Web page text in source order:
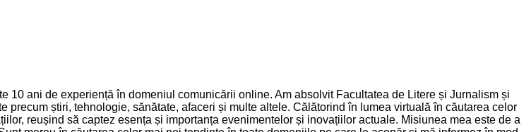
10 ani de experiență în domeniul comunicării online. Am absolvit Facultatea de Litere și Jurnalism și
știri, tehnologie, sănătate, afaceri și multe altele. Călătorind în lumea virtuală în căutarea celor
reușind să captez esența și importanța evenimentelor și inovațiilor actuale. Misiunea mea este de a